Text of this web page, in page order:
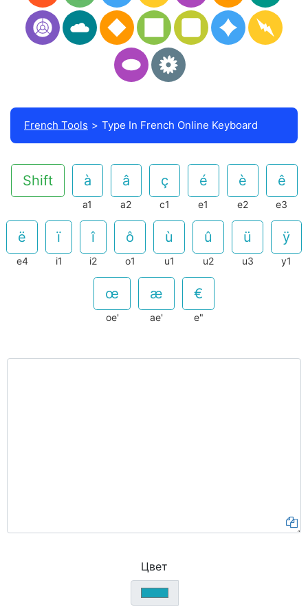
French Tools Type In French Online Keyboard
Shift
a1 a2 c1 e1 e2 e3
e4 i1 i2 o1 u1 u2 u3 y1
oe' ae' e"
Цвет